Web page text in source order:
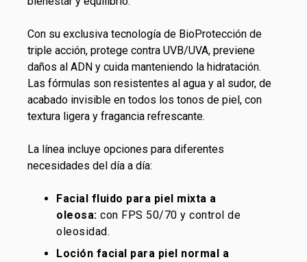
Con su exclusiva tecnología de BioProtección de
triple acción, protege contra UVB/UVA, previene
daños al ADN y cuida manteniendo la hidratación.
Las fórmulas son resistentes al agua y al sudor, de
acabado invisible en todos los tonos de piel, con
textura ligera y fragancia refrescante.
La línea incluye opciones para diferentes
necesidades del día a día:
Facial fluido para piel mixta a
oleosa: con FPS 50/70 y control de
oleosidad.
Loción facial para piel normal a